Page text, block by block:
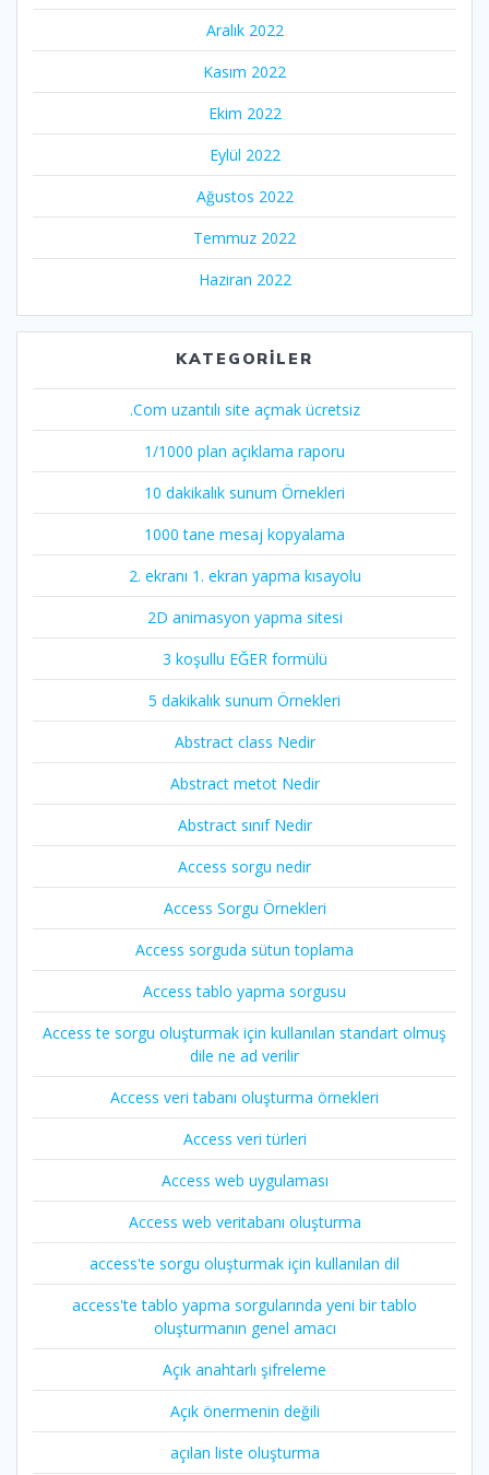
Aralık 2022
Kasım 2022
Ekim 2022
Eylül 2022
Ağustos 2022
Temmuz 2022
Haziran 2022
KATEGORILER
.Com uzantılı site açmak ücretsiz
1/1000 plan açıklama raporu
10 dakikalık sunum Örnekleri
1000 tane mesaj kopyalama
2. ekranı 1. ekran yapma kısayolu
2D animasyon yapma sitesi
3 koşullu EĞER formülü
5 dakikalık sunum Örnekleri
Abstract class Nedir
Abstract metot Nedir
Abstract sınıf Nedir
Access sorgu nedir
Access Sorgu Örnekleri
Access sorguda sütun toplama
Access tablo yapma sorgusu
Access te sorgu oluşturmak için kullanılan standart olmuş
dile ne ad verilir
Access veri tabanı oluşturma örnekleri
Access veri türleri
Access web uygulaması
Access web veritabanı oluşturma
access'te sorgu oluşturmak için kullanılan dil
access'te tablo yapma sorgularında yeni bir tablo
oluşturmanın genel amacı
Açık anahtarlı şifreleme
Açık önermenin değili
açılan liste oluşturma